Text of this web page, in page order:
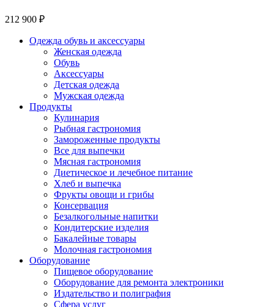
212 900 ₽
Одежда обувь и аксессуары
Женская одежда
Обувь
Аксессуары
Детская одежда
Мужская одежда
Продукты
Кулинария
Рыбная гастрономия
Замороженные продукты
Все для выпечки
Мясная гастрономия
Диетическое и лечебное питание
Хлеб и выпечка
Фрукты овощи и грибы
Консервация
Безалкогольные напитки
Кондитерские изделия
Бакалейные товары
Молочная гастрономия
Оборудование
Пищевое оборудование
Оборудование для ремонта электроники
Издательство и полиграфия
Сфера услуг